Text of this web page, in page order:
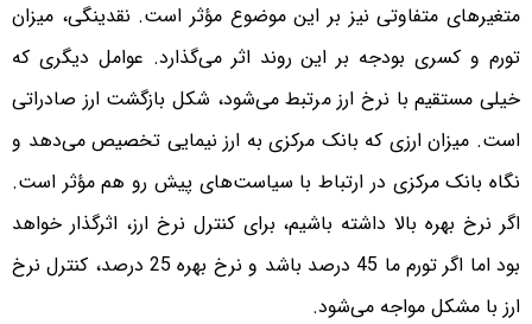
متغیر‌های متفاوتی نیز بر این موضوع مؤثر است. نقدینگی، میزان
تورم و کسری بودجه بر این روند اثر می‌گذارد. عوامل دیگری که
خیلی مستقیم با نرخ ارز مرتبط می‌شود، شکل بازگشت ارز صادراتی
است. میزان ارزی که بانک مرکزی به ارز نیمایی تخصیص می‌دهد و
نگاه بانک مرکزی در ارتباط با سیاست‌های پیش رو هم مؤثر است.
اگر نرخ بهره بالا داشته باشیم، برای کنترل نرخ ارز، اثرگذار خواهد
بود اما اگر تورم ما 45 درصد باشد و نرخ بهره 25 درصد، کنترل نرخ
ارز با مشکل مواجه می‌شود.